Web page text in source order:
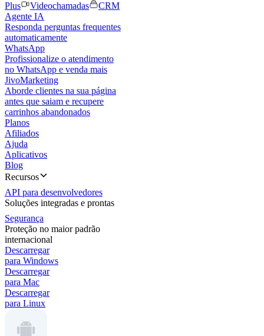
Plus
Videochamadas
CRM
Agente IA
Responda perguntas frequentes
automaticamente
WhatsApp
Profissionalize o atendimento
no WhatsApp e venda mais
JivoMarketing
Aborde clientes na sua página
antes que saiam e recupere
carrinhos abandonados
Planos
Afiliados
Ajuda
Aplicativos
Blog
Recursos
API para desenvolvedores
Soluções integradas e prontas
Segurança
Proteção no maior padrão
internacional
Descarregar
para Windows
Descarregar
para Mac
Descarregar
para Linux